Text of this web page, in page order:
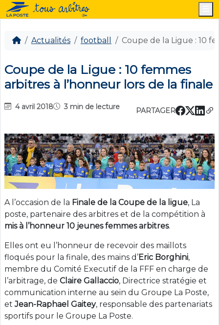
Actualités football Coupe de la Ligue : 10
Coupe de la Ligue : 10 femmes
arbitres à l’honneur lors de la finale
4 avril 2018 3 min de lecture PARTAGER
A l’occasion de la Finale de la Coupe de la ligue, La
poste, partenaire des arbitres et de la compétition à
mis à l’honneur 10 jeunes femmes arbitres.
Elles ont eu l’honneur de recevoir des maillots
floqués pour la finale, des mains d’Eric Borghini,
membre du Comité Executif de la FFF en charge de
l’arbitrage, de Claire Gallaccio, Directrice stratégie et
communication interne au sein du Groupe La Poste,
etJean-Raphael Gaitey, responsable des partenariats
sportifs pour le Groupe La Poste.